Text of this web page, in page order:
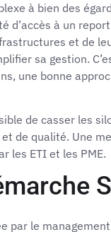
à bien des
à un
et de
sa gestion.
une bonne
de casser les
de qualité. Une
les ETI et les PME.
par le